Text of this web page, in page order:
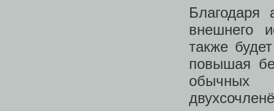
Благодаря
внешнего
также
повышая